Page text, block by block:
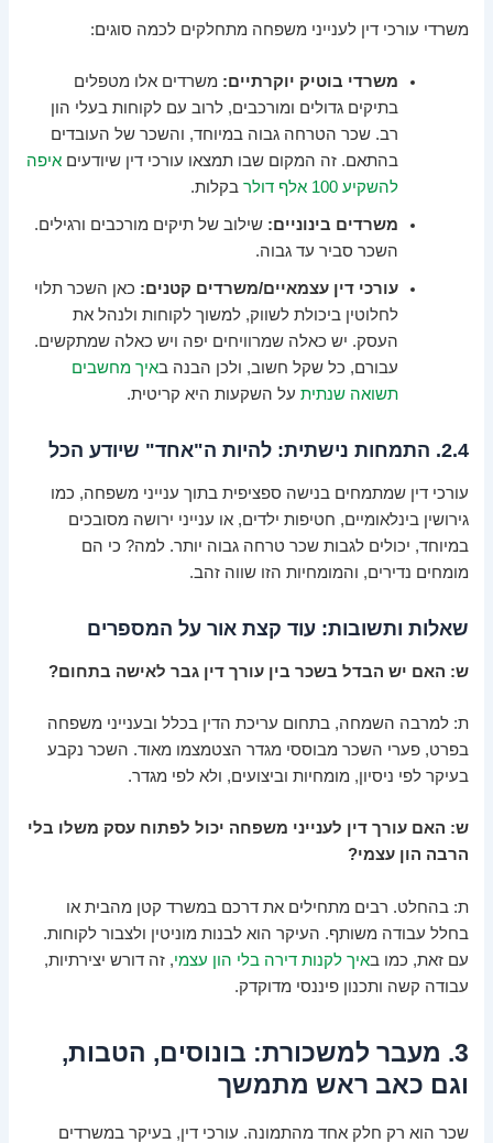
משרדי עורכי דין לענייני משפחה מתחלקים לכמה סוגים:
משרדי בוטיק יוקרתיים: משרדים אלו מטפלים
בתיקים גדולים ומורכבים, לרוב עם לקוחות בעלי הון
רב. שכר הטרחה גבוה במיוחד, והשכר של העובדים
בהתאם. זה המקום שבו תמצאו עורכי דין שיודעיםאיפה
להשקיע 100 אלף דולר
בקלות.
משרדים בינוניים: שילוב של תיקים מורכבים ורגילים.
השכר סביר עד גבוה.
עורכי דין עצמאיים/משרדים קטנים: כאן השכר תלוי
לחלוטין ביכולת לשווק, למשוך לקוחות ולנהל את
העסק. יש כאלה שמרוויחים יפה ויש כאלה שמתקשים.
עבורם, כל שקל חשוב, ולכן הבנה באיך מחשבים
תשואה שנתית על השקעות היא קריטית.
2.4. התמחות נישתית: להיות ה"אחד" שיודע הכל
עורכי דין שמתמחים בנישה ספציפית בתוך ענייני משפחה, כמו
גירושין בינלאומיים, חטיפות ילדים, או ענייני ירושה מסובכים
במיוחד, יכולים לגבות שכר טרחה גבוה יותר. למה? כי הם
מומחים נדירים, והמומחיות הזו שווה זהב.
שאלות ותשובות: עוד קצת אור על המספרים
ש: האם יש הבדל בשכר בין עורך דין גבר לאישה בתחום?
ת: למרבה השמחה, בתחום עריכת הדין בכלל ובענייני משפחה
בפרט, פערי השכר מבוססי מגדר הצטמצמו מאוד. השכר נקבע
בעיקר לפי ניסיון, מומחיות וביצועים, ולא לפי מגדר.
ש: האם עורך דין לענייני משפחה יכול לפתוח עסק משלו בלי
הרבה הון עצמי?
ת: בהחלט. רבים מתחילים את דרכם במשרד קטן מהבית או
בחלל עבודה משותף. העיקר הוא לבנות מוניטין ולצבור לקוחות.
עם זאת, כמו באיך לקנות דירה בלי הון עצמי, זה דורש יצירתיות,
עבודה קשה ותכנון פיננסי מדוקדק.
3. מעבר למשכורת: בונוסים, הטבות,
וגם כאב ראש מתמשך
שכר הוא רק חלק אחד מהתמונה. עורכי דין, בעיקר במשרדים